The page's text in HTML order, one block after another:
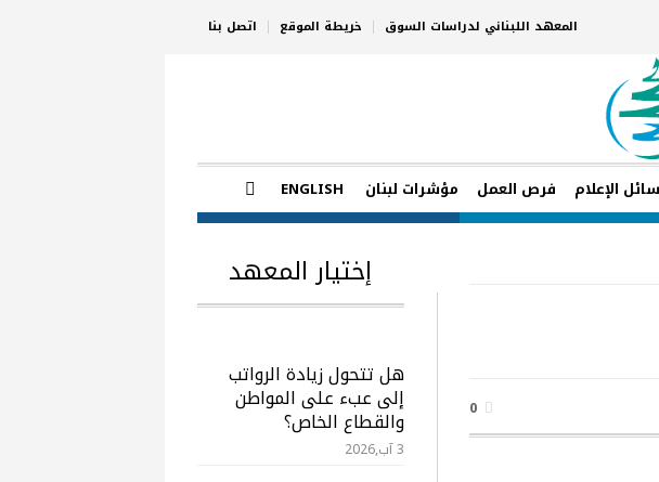
المعهد اللبناني لدراسات السوق خريطة الموقع اتصل بنا
الإعلام فرص العمل مؤشرات لبنان ENGLISH
0
إختيار المعهد
هل تتحول زيادة الرواتب
إلى عبء على المواطن
والقطاع الخاص؟
3 آب,2026